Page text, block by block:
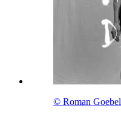
© Roman Goebel